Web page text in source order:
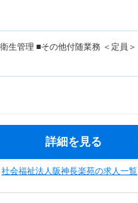
生管理 ■その他付随業務 ＜定員＞
詳細を見る
社会福祉法人阪神長楽苑の求人一覧